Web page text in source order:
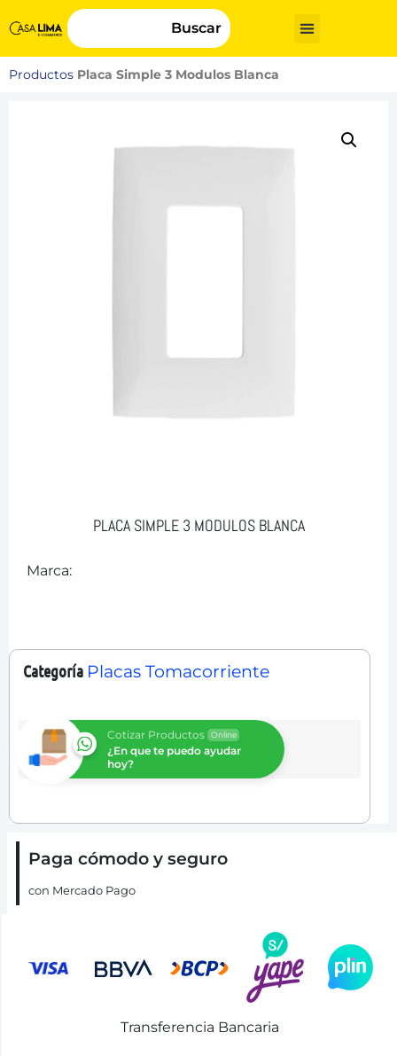
Buscar
Productos Placa Simple 3 Modulos Blanca
PLACA SIMPLE 3 MODULOS BLANCA
Marca:
Categoría Placas Tomacorriente
Cotizar Productos Online
¿En que te puedo ayudar
hoy?
Paga cómodo y seguro
con Mercado Pago
Transferencia Bancaria